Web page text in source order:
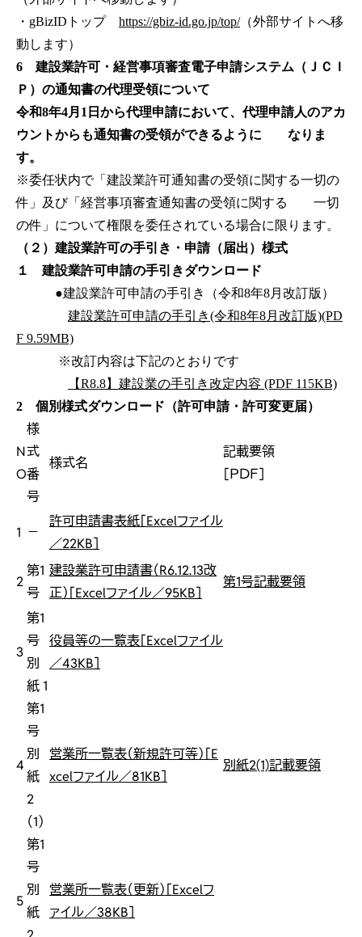
・gBizIDトップ https://gbiz-id.go.jp/top/（外部サイトへ移
動します）
6 建設業許可・経営事項審査電子申請システム（ＪＣＩ
Ｐ）の通知書の代理受領について
令和8年4月1日から代理申請において、代理申請人のアカ
ウントからも通知書の受領ができるように なりま
す。
※委任状内で「建設業許可通知書の受領に関する一切の
件」及び「経営事項審査通知書の受領に関する 一切
の件」について権限を委任されている場合に限ります。
（２）建設業許可の手引き・申請（届出）様式
１ 建設業許可申請の手引きダウンロード
●建設業許可申請の手引き（令和8年8月改訂版）
建設業許可申請の手引き(令和8年8月改訂版)(PD
F 9.59MB)
※改訂内容は下記のとおりです
【R8.8】建設業の手引き改定内容 (PDF 115KB)
2 個別様式ダウンロード（許可申請・許可変更届）
N
O
様
式
番
号
様式名
記載要領
［ＰＤＦ］
1 －
許可申請書表紙［Excelファイル
／22KB］
2
第1
号
建設業許可申請書（R6.12.13改
正）［Excelファイル／95KB］
第1号記載要領
3
第1
号
別
紙 1
役員等の一覧表［Excelファイル
／43KB］
4
第1
号
別
紙
2
（1）
営業所一覧表（新規許可等）［E
xcelファイル／81KB］
別紙2(1)記載要領
5
第1
号
別
紙
営業所一覧表（更新）［Excelフ
ァイル／38KB］